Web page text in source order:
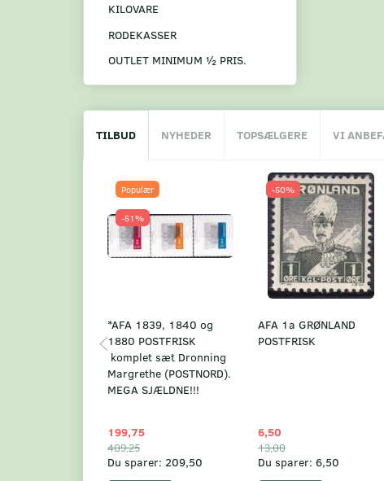
KILOVARE
RODEKASSER
OUTLET MINIMUM ½ PRIS.
TILBUD NYHEDER TOPSÆLGERE VI
Populær
-51%
*AFA 1839, 1840 og
1880 POSTFRISK
komplet sæt Dronning
Margrethe (POSTNORD).
MEGA SJÆLDNE!!!
199,75
409,25
Du sparer: 209,50
-50%
AFA 1a GRØNLAND
POSTFRISK
6,50
13,00
Du sparer: 6,50